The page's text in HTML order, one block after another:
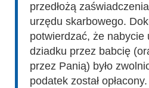
przedłożą
urzędu skarbowego.
potwierdzać, że nabycie
dziadku przez babcię
przez Panią) było
podatek został